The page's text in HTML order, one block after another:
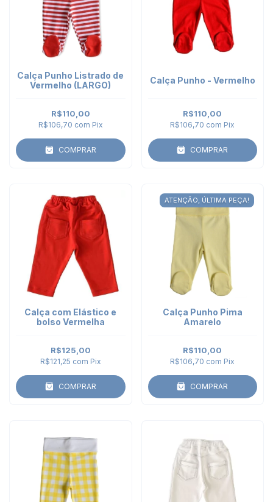
Calça Punho Listrado de
Vermelho (LARGO)
R$110,00
R$106,70 com Pix
COMPRAR
Calça Punho - Vermelho
R$110,00
R$106,70 com Pix
COMPRAR
Calça com Elástico e
bolso Vermelha
R$125,00
R$121,25 com Pix
COMPRAR
ATENÇÃO, ÚLTIMA PEÇA!
Calça Punho Pima
Amarelo
R$110,00
R$106,70 com Pix
COMPRAR